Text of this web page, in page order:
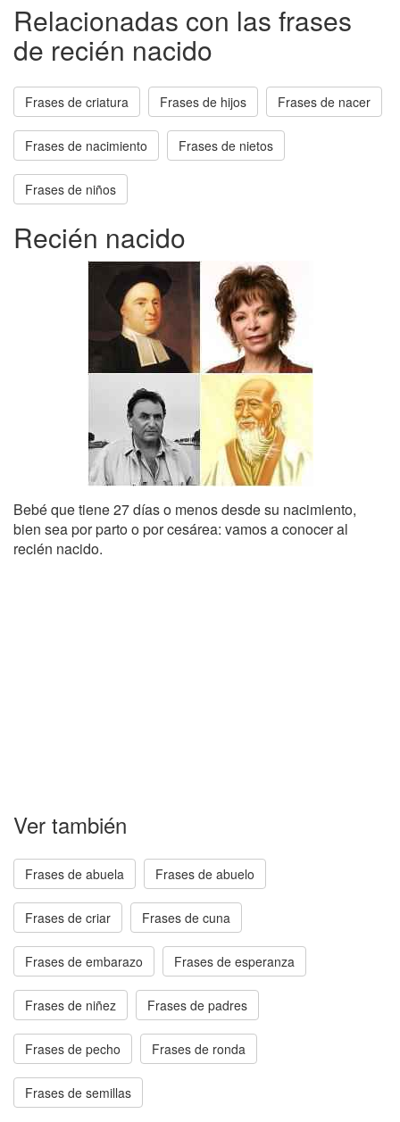
Relacionadas con las frases
de recién nacido
Frases de criatura Frases de hijos Frases de nacer
Frases de nacimiento Frases de nietos
Frases de niños
Recién nacido
Bebé que tiene 27 días o menos desde su nacimiento,
bien sea por parto o por cesárea: vamos a conocer al
recién nacido.
Ver también
Frases de abuela Frases de abuelo
Frases de criar Frases de cuna
Frases de embarazo Frases de esperanza
Frases de niñez Frases de padres
Frases de pecho Frases de ronda
Frases de semillas